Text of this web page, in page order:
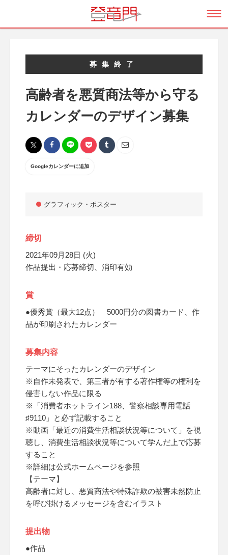
募集終了
高齢者を悪質商法等から守る
カレンダーのデザイン募集
Googleカレンダーに追加
グラフィック・ポスター
締切
2021年09月28日 (火)
作品提出・応募締切、消印有効
賞
●優秀賞（最大12点） 5000円分の図書カード、作
品が印刷されたカレンダー
募集内容
テーマにそったカレンダーのデザイン
※自作未発表で、第三者が有する著作権等の権利を
侵害しない作品に限る
※「消費者ホットライン188、警察相談専用電話
♯9110」と必ず記載すること
※動画「最近の消費生活相談状況等について」を視
聴し、消費生活相談状況等について学んだ上で応募
すること
※詳細は公式ホームページを参照
【テーマ】
高齢者に対し、悪質商法や特殊詐欺の被害未然防止
を呼び掛けるメッセージを含むイラスト
提出物
●作品